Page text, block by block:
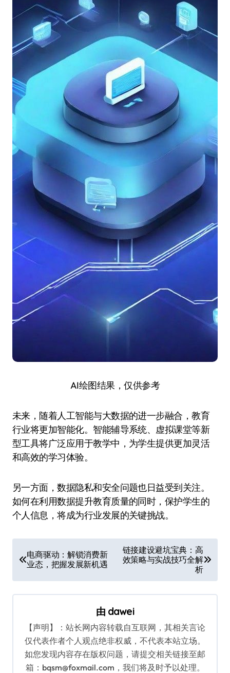
AI绘图结果，仅供参考
未来，随着人工智能与大数据的进一步融合，教育
行业将更加智能化。智能辅导系统、虚拟课堂等新
型工具将广泛应用于教学中，为学生提供更加灵活
和高效的学习体验。
另一方面，数据隐私和安全问题也日益受到关注。
如何在利用数据提升教育质量的同时，保护学生的
个人信息，将成为行业发展的关键挑战。
章
导
航
电商驱动：解锁消费新
业态，把握发展新机遇
链接建设避坑宝典：高
效策略与实战技巧全解
析
由 dawei
【声明】：站长网内容转载自互联网，其相关言论
仅代表作者个人观点绝非权威，不代表本站立场。
如您发现内容存在版权问题，请提交相关链接至邮
箱：bqsm@foxmail.com，我们将及时予以处理。